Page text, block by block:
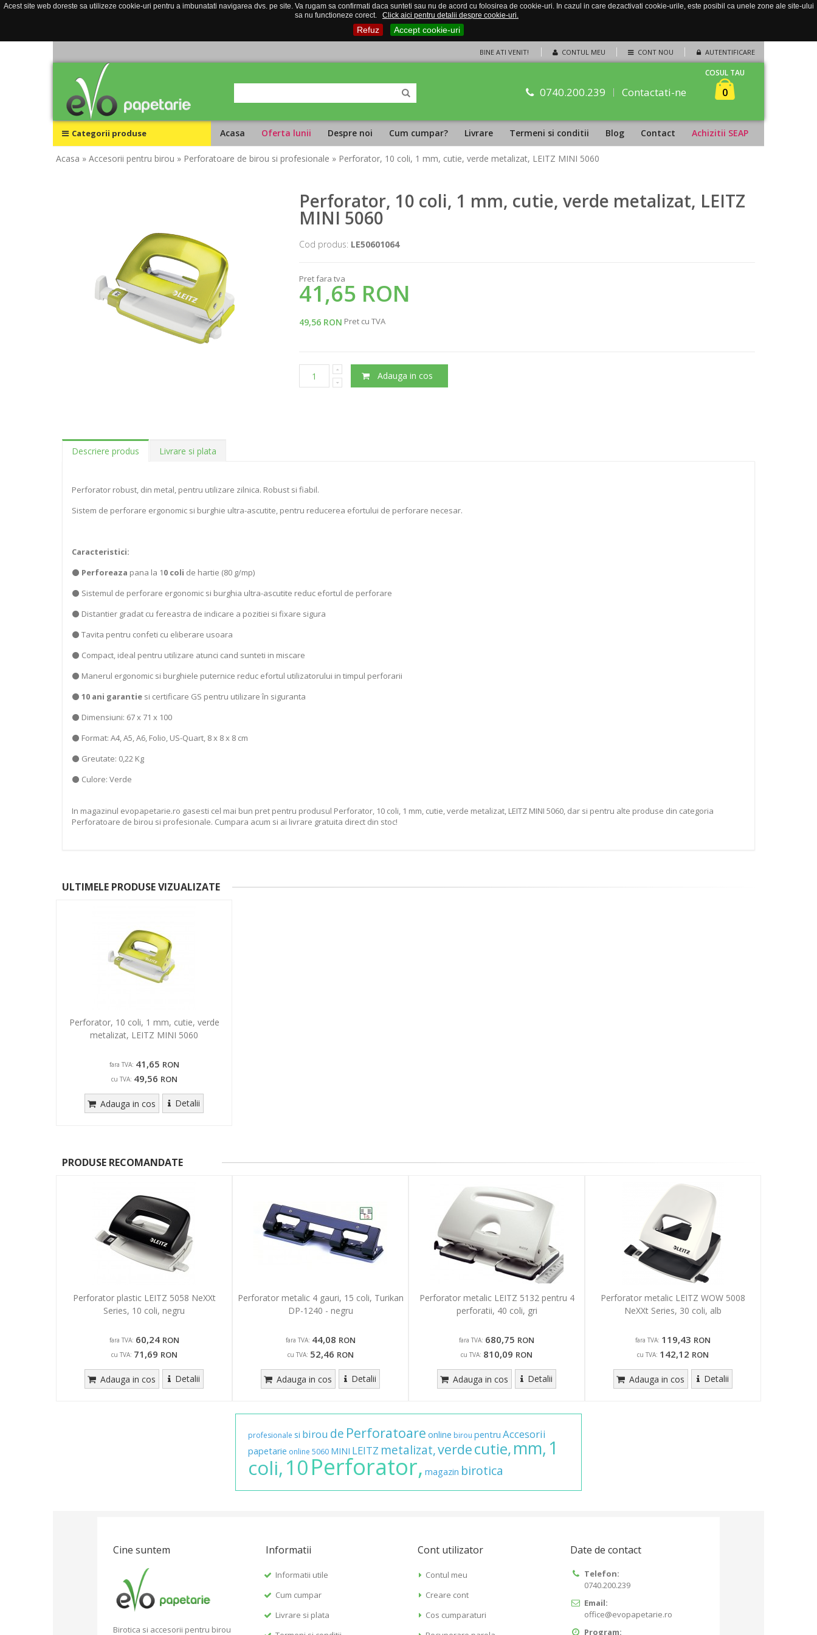
Acest site web doreste sa utilizeze cookie-uri pentru a imbunatati navigarea dvs. pe site. Va rugam sa confirmati daca sunteti sau nu de acord cu folosirea de cookie-uri. In cazul in care dezactivati cookie-urile, este posibil ca unele zone ale site-ului
sa nu functioneze corect.
Click aici pentru detalii despre cookie-uri.
Refuz Accept cookie-uri
CONTUL MEU CONT NOU AUTENTIFICARE
BINE ATI VENIT!
0740.200.239 Contactati-ne
COSUL TAU
0
Categorii produse Acasa Oferta lunii Despre noi Cum cumpar? Livrare Termeni si conditii Blog Contact Achizitii SEAP
Acasa » Accesorii pentru birou » Perforatoare de birou si profesionale » Perforator, 10 coli, 1 mm, cutie, verde metalizat, LEITZ MINI 5060
Perforator, 10 coli, 1 mm, cutie, verde metalizat, LEITZ
MINI 5060
Cod produs: LE50601064
Pret fara tva
41,65 RON
49,56 RON Pret cu TVA
Adauga in cos
Descriere produs Livrare si plata
Perforator robust, din metal, pentru utilizare zilnica. Robust si fiabil.
Sistem de perforare ergonomic si burghie ultra-ascutite, pentru reducerea efortului de perforare necesar.
Caracteristici:
⚫ Perforeaza pana la 10 coli de hartie (80 g/mp)
⚫ Sistemul de perforare ergonomic si burghia ultra-ascutite reduc efortul de perforare
⚫ Distantier gradat cu fereastra de indicare a pozitiei si fixare sigura
⚫ Tavita pentru confeti cu eliberare usoara
⚫ Compact, ideal pentru utilizare atunci cand sunteti in miscare
⚫ Manerul ergonomic si burghiele puternice reduc efortul utilizatorului in timpul perforarii
⚫ 10 ani garantie si certificare GS pentru utilizare în siguranta
⚫ Dimensiuni: 67 x 71 x 100
⚫ Format: A4, A5, A6, Folio, US-Quart, 8 x 8 x 8 cm
⚫ Greutate: 0,22 Kg
⚫ Culore: Verde
In magazinul evopapetarie.ro gasesti cel mai bun pret pentru produsul Perforator, 10 coli, 1 mm, cutie, verde metalizat, LEITZ MINI 5060, dar si pentru alte produse din categoria
Perforatoare de birou si profesionale. Cumpara acum si ai livrare gratuita direct din stoc!
ULTIMELE PRODUSE VIZUALIZATE
Perforator, 10 coli, 1 mm, cutie, verde
metalizat, LEITZ MINI 5060
fara TVA: 41,65 RON
cu TVA: 49,56 RON
Adauga in cos Detalii
PRODUSE RECOMANDATE
Perforator plastic LEITZ 5058 NeXXt
Series, 10 coli, negru
fara TVA: 60,24 RON
cu TVA: 71,69 RON
Adauga in cos Detalii
Perforator metalic 4 gauri, 15 coli, Turikan
DP-1240 - negru
fara TVA: 44,08 RON
cu TVA: 52,46 RON
Adauga in cos Detalii
Perforator metalic LEITZ 5132 pentru 4
perforatii, 40 coli, gri
fara TVA: 680,75 RON
cu TVA: 810,09 RON
Adauga in cos Detalii
Perforator metalic LEITZ WOW 5008
NeXXt Series, 30 coli, alb
fara TVA: 119,43 RON
cu TVA: 142,12 RON
Adauga in cos Detalii
profesionale si birou de Perforatoare online birou pentru Accesorii
papetarie online 5060 MINI LEITZ metalizat,verdecutie,mm, 1
coli,10Perforator, magazin birotica
Cine suntem
Birotica si accesorii pentru birou
Informatii
Informatii utile
Cum cumpar
Livrare si plata
Cont utilizator
Contul meu
Creare cont
Cos cumparaturi
Date de contact
Telefon:
0740.200.239
Email:
office@evopapetarie.ro
Program: